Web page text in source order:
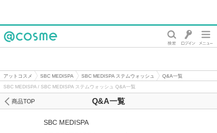
アットコスメ SBC MEDISPA SBC MEDISPA ステムウォッシュ
Q&A一覧
SBC MEDISPA / SBC MEDISPA ステムウォッシュ Q&A一覧
Q&A一覧
商品TOP
SBC MEDISPA